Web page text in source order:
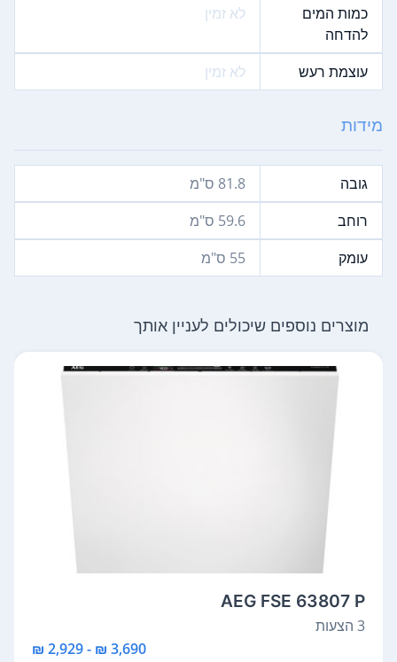
כמות המים
להדחה
לא זמין
עוצמת רעש לא זמין
מידות
גובה
81.8 ס"מ
רוחב
59.6‏ ס"מ
עומק
55‏ ס"מ
מוצרים נוספים שיכולים לעניין אותך
AEG FSE 63807 P
3 הצעות
3,690 ₪ - 2,929 ₪